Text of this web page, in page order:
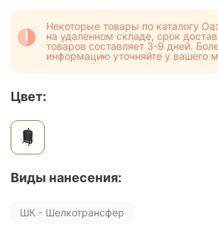
Некоторые товары по каталогу
на удаленном складе, срок
товаров составляет 3-9 дней.
информацию уточняйте у вашего
Цвет:
Виды нанесения:
ШК - Шелкотрансфер